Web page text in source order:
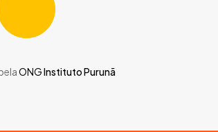
ONGInstituto Purunã